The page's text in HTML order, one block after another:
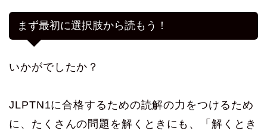
まず最初に選択肢から読もう！
いかがでしたか？
JLPTN1に合格するための読解の力をつけるため
に、たくさんの問題を解くときにも、「解くとき